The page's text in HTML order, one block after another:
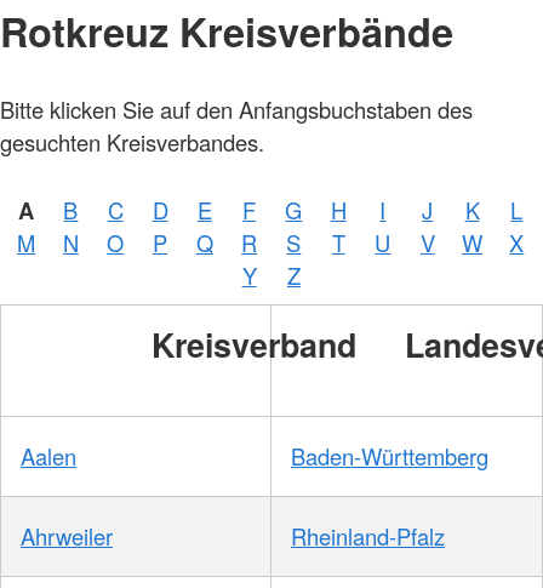
Rotkreuz Kreisverbände
Bitte klicken Sie auf den Anfangsbuchstaben des
gesuchten Kreisverbandes.
A B C D E F G H I J K
L
M
N O P Q R S T U V W
X
Y
Z
Kreisverband
Aalen Baden-Württemberg
Ahrweiler Rheinland-Pfalz